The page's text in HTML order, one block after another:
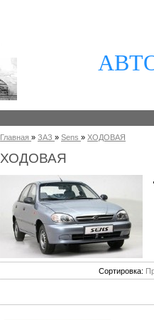
Главная » ЗАЗ » Sens » ХОДОВАЯ
ХОДОВАЯ
Сортировка: